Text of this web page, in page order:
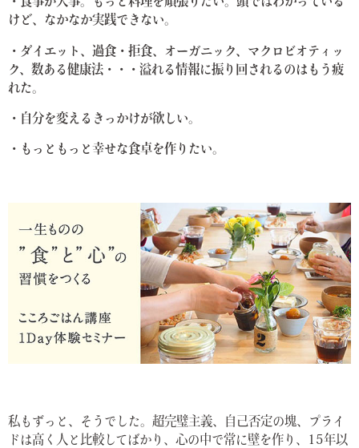
けど、なかなか実践できない。
・ダイエット、過食・拒食、オーガニック、マクロビオティッ
ク、数ある健康法・・・ 溢れる情報に振り回されるのはもう疲
れた。
・自分を変えるきっかけが欲しい。
・もっともっと幸せな食卓を作りたい。
私もずっと、そうでした。超完璧主義、自己否定の塊、プライ
ドは高く人と比較してばかり、心の中で常に壁を作り、15年以